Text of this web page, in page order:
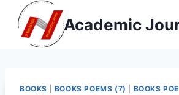
content
Academic
BOOKS BOOKS POEMS (7)
BOOKS